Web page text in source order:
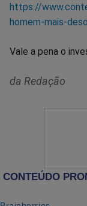
https://
homem-mais-
Vale a pena o
da Redação